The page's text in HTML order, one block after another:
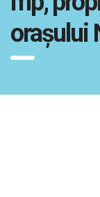
orașului